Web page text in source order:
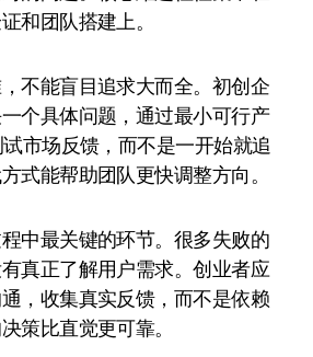
和团队搭建上。
不能盲目追求大而全。初创企
个具体问题，通过最小可行产
市场反馈，而不是一开始就追
式能帮助团队更快调整方向。
中最关键的环节。很多失败的
真正了解用户需求。创业者应
，收集真实反馈，而不是依赖
策比直觉更可靠。